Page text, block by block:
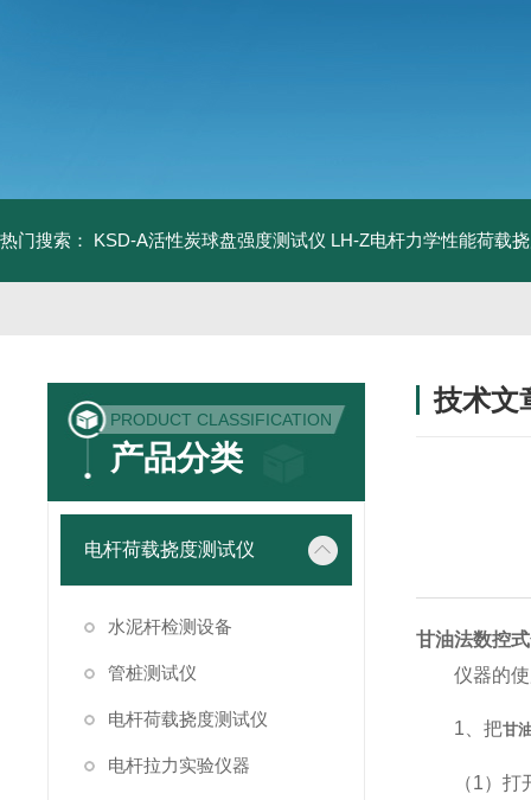
热门搜索： KSD-A活性炭球盘强度测试仪 LH-Z电杆力学性能荷载
PRODUCT CLASSIFICATION
产品分类
电杆荷载挠度测试仪
水泥杆检测设备
管桩测试仪
电杆荷载挠度测试仪
电杆拉力实验仪器
技术文
甘油法数控
仪器的使
1、把甘
（1）打开